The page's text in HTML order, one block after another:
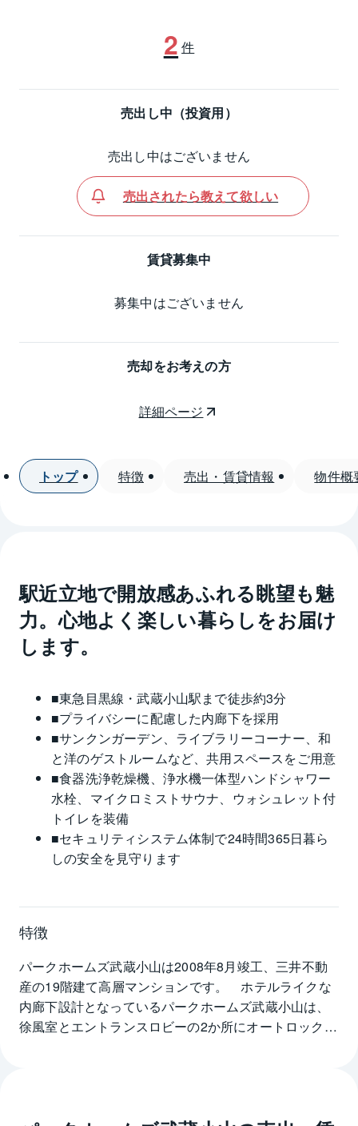
2 件
売出し中（投資用）
売出し中はございません
売出されたら教えて欲しい
賃貸募集中
募集中はございません
売却をお考えの方
詳細ページ
トップ 特徴 売出・賃貸情報 物件概
駅近立地で開放感あふれる眺望も魅
力。心地よく楽しい暮らしをお届け
します。
■東急目黒線・武蔵小山駅まで徒歩約3分
■プライバシーに配慮した内廊下を採用
■サンクンガーデン、ライブラリーコーナー、和
と洋のゲストルームなど、共用スペースをご用意
■食器洗浄乾燥機、浄水機一体型ハンドシャワー
水栓、マイクロミストサウナ、ウォシュレット付
トイレを装備
■セキュリティシステム体制で24時間365日暮ら
しの安全を見守ります
特徴
パークホームズ武蔵小山は2008年8月竣工、三井不動
産の19階建て高層マンションです。　ホテルライクな
内廊下設計となっているパークホームズ武蔵小山は、
徐風室とエントランスロビーの2か所にオートロックが